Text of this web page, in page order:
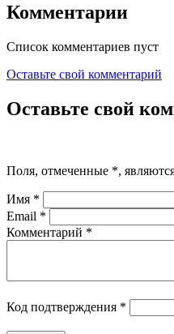
Комментарии
Список комментариев пуст
Оставьте свой комментарий
Оставьте свой
Поля, отмеченные *,
Имя *
Email *
Комментарий *
Код подтверждения *